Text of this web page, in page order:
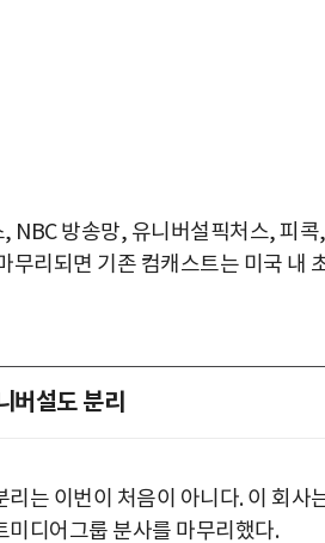
NBC 방송망, 유니버설픽처스, 피
무리되면 기존 컴캐스트는 미국 내
설도 분리
는 이번이 처음이 아니다. 이 회
미디어그룹 분사를 마무리했다.